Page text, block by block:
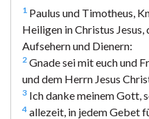
1 Paulus und Timotheus,
Heiligen in Christus
Aufsehern und Dienern:
2 Gnade sei mit euch und
und dem Herrn Jesus
3 Ich danke meinem Gott,
4 allezeit, in jedem Gebet